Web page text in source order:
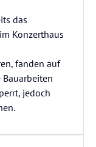
das
Konzerthaus
fanden auf
jedoch